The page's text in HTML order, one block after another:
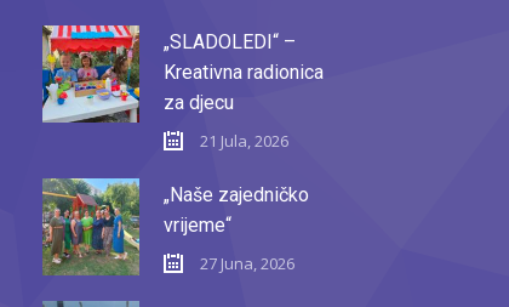
„SLADOLEDI“ –
Kreativna radionica
za djecu
21 Jula, 2026
„Naše zajedničko
vrijeme“
27 Juna, 2026